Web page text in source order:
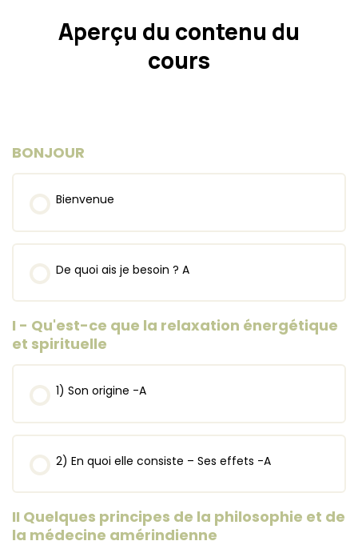
Aperçu du contenu du
cours
BONJOUR
Bienvenue
De quoi ais je besoin ? A
I - Qu'est-ce que la relaxation énergétique
et spirituelle
1) Son origine -A
2) En quoi elle consiste – Ses effets -A
II Quelques principes de la philosophie et de
la médecine amérindienne